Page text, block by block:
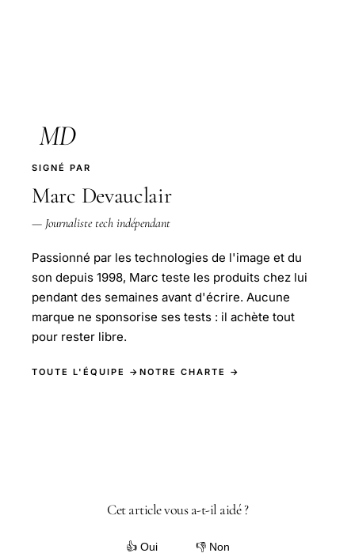
MD
SIGNÉ PAR
Marc Devauclair
— Journaliste tech indépendant
Passionné par les technologies de l'image et du
son depuis 1998, Marc teste les produits chez lui
pendant des semaines avant d'écrire. Aucune
marque ne sponsorise ses tests : il achète tout
pour rester libre.
TOUTE L'ÉQUIPE → NOTRE CHARTE →
Cet article vous a-t-il aidé ?
👍 Oui 👎 Non